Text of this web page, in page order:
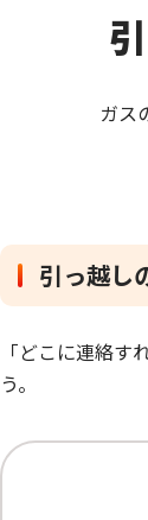
ガス
引っ越し
「どこに連絡
う。